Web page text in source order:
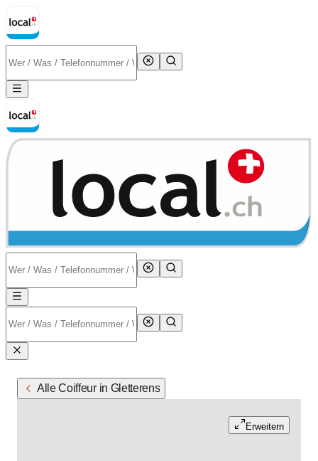
Alle Coiffeur in Gletterens
Erweitern